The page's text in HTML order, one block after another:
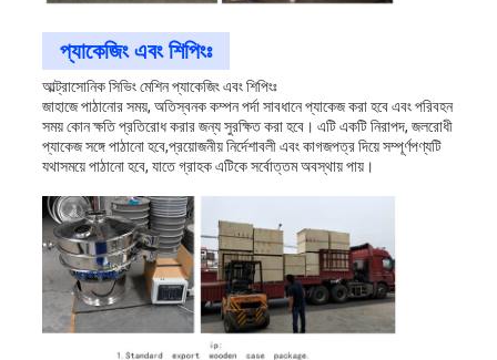
প্যাকেজিং এবং শিপিংঃ
আল্ট্রাসোনিক সিভিং মেশিন প্যাকেজিং এবং শিপিংঃ
জাহাজে পাঠানোর সময়, অতিস্বনক কম্পন পর্দা সাবধানে প্যাকেজ করা হবে এবং পরিবহন
সময় কোন ক্ষতি প্রতিরোধ করার জন্য সুরক্ষিত করা হবে। এটি একটি নিরাপদ, জলরোধী
প্যাকেজ সঙ্গে পাঠানো হবে,প্রয়োজনীয় নির্দেশাবলী এবং কাগজপত্র দিয়ে সম্পূর্ণপণ্যটি
যথাসময়ে পাঠানো হবে, যাতে গ্রাহক এটিকে সর্বোত্তম অবস্থায় পায়।